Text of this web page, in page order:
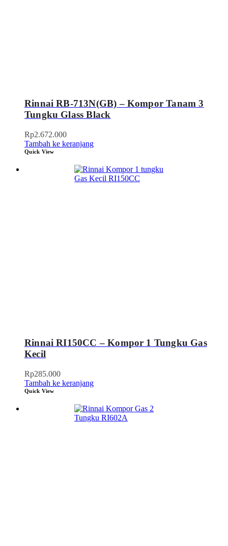
Rinnai RB-713N(GB) – Kompor Tanam 3
Tungku Glass Black
Rp2.672.000
Tambah ke keranjang
Quick View
Rinnai RI150CC – Kompor 1 Tungku Gas
Kecil
Rp285.000
Tambah ke keranjang
Quick View